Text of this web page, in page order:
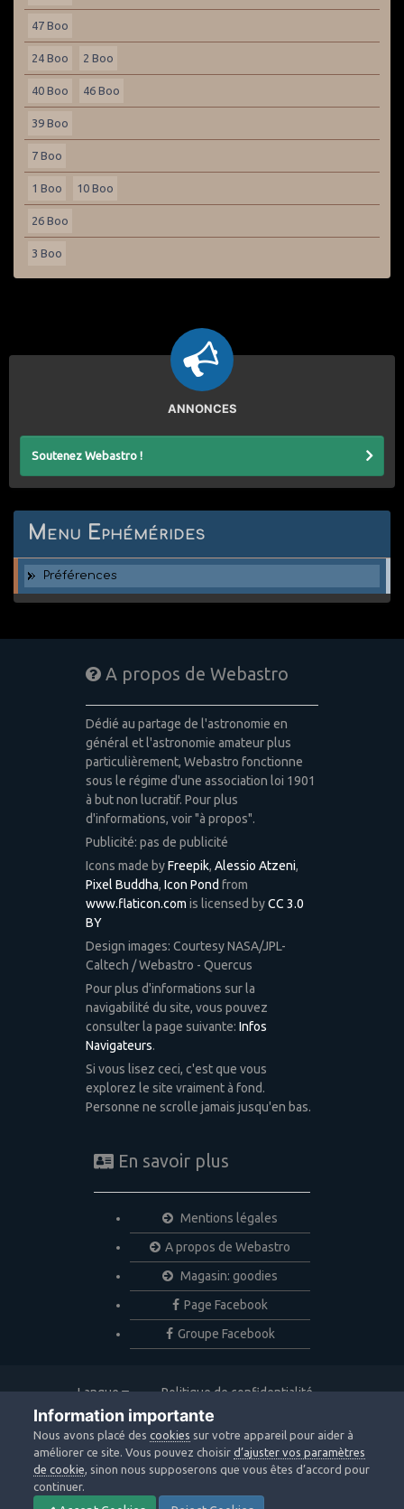
47 Boo
24 Boo 2 Boo
40 Boo 46 Boo
39 Boo
7 Boo
1 Boo 10 Boo
26 Boo
3 Boo
ANNONCES
Soutenez Webastro !
Menu Ephémérides
Préférences
A propos de Webastro
Dédié au partage de l'astronomie en
général et l'astronomie amateur plus
particulièrement, Webastro fonctionne
sous le régime d'une association loi 1901
à but non lucratif. Pour plus
d'informations, voir "à propos".
Publicité: pas de publicité
Icons made byFreepik, Alessio Atzeni,
Pixel Buddha, Icon Pond from
www.flaticon.com is licensed byCC 3.0
BY
Design images: Courtesy NASA/JPL-
Caltech / Webastro - Quercus
Pour plus d'informations sur la
navigabilité du site, vous pouvez
consulter la page suivante: Infos
Navigateurs.
Si vous lisez ceci, c'est que vous
explorez le site vraiment à fond.
Personne ne scrolle jamais jusqu'en bas.
En savoir plus
Mentions légales
A propos de Webastro
Magasin: goodies
Page Facebook
Groupe Facebook
Langue
Politique de confidentialité
Nous contacter
Copyright © 2020 Webastro
Powered by Invision Community
Information importante
Nous avons placé descookies sur votre appareil pour aider à
améliorer ce site. Vous pouvez choisird’ajuster vos paramètres
de cookie, sinon nous supposerons que vous êtes d’accord pour
continuer.